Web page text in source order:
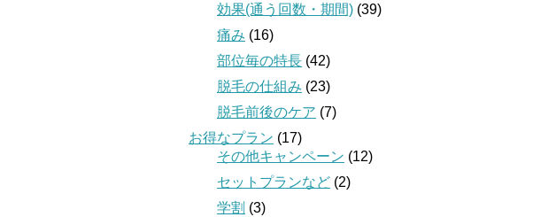
効果(通う回数・期間) (39)
痛み (16)
部位毎の特長 (42)
脱毛の仕組み (23)
脱毛前後のケア (7)
お得なプラン (17)
その他キャンペーン (12)
セットプランなど (2)
学割 (3)